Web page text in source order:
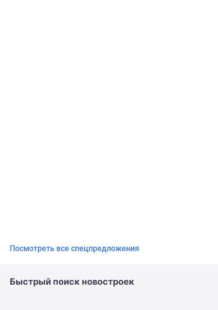
Посмотреть все спецпредложения
Быстрый поиск новостроек